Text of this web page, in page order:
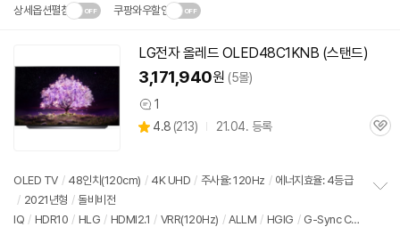
상세옵션펼침 쿠팡와우할인
배송·설치비가 달라집니다.
기
LG전자 올레드 OLED48C1KNB (스탠드)
3,171,940원 (5몰)
상
품
1
별
4.8 (상
뷰
213) 21.04. 등록
관
OLED TV / 48인치(120cm) / 4K UHD / 주사율: 120Hz / 에너지효율: 4등급
/ 2021년형 / 돌비비전
IQ / HDR10 / HLG / HDMI2.1 / VRR(120Hz) / ALLM / HGIG / G-Sync Co